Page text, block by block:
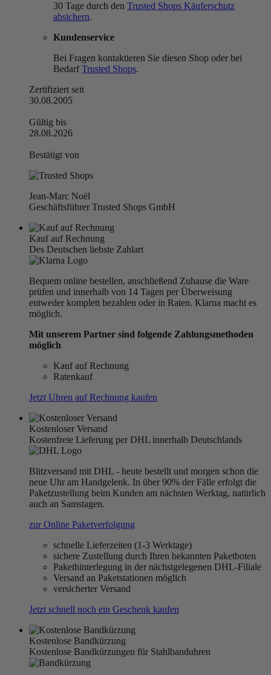
30 Tage durch den Trusted Shops Käuferschutz
absichern.
Kundenservice
Bei Fragen kontaktieren Sie diesen Shop oder bei
BedarfTrusted Shops.
Zertifiziert seit
30.08.2005
Gültig bis
28.08.2026
Bestätigt von
Jean-Marc Noël
Geschäftsführer Trusted Shops GmbH
Kauf auf Rechnung
Des Deutschen liebste Zahlart
Bequem online bestellen, anschließend Zuhause die Ware
prüfen und innerhalb von 14 Tagen per Überweisung
entweder komplett bezahlen oder in Raten. Klarna macht es
möglich.
Mit unserem Partner sind folgende Zahlungsmethoden
möglich
Kauf auf Rechnung
Ratenkauf
Jetzt Uhren auf Rechnung kaufen
Kostenloser Versand
Kostenfreie Lieferung per DHL innerhalb Deutschlands
Blitzversand mit DHL - heute bestellt und morgen schon die
neue Uhr am Handgelenk. In über 90% der Fälle erfolgt die
Paketzustellung beim Kunden am nächsten Werktag, natürlich
auch an Samstagen.
zur Online Paketverfolgung
schnelle Lieferzeiten (1-3 Werktage)
sichere Zustellung durch Ihren bekannten Paketboten
Pakethinterlegung in der nächstgelegenen DHL-Filiale
Versand an Paketstationen möglich
versicherter Versand
Jetzt schnell noch ein Geschenk kaufen
Kostenlose Bandkürzung
Kostenlose Bandkürzungen für Stahlbanduhren